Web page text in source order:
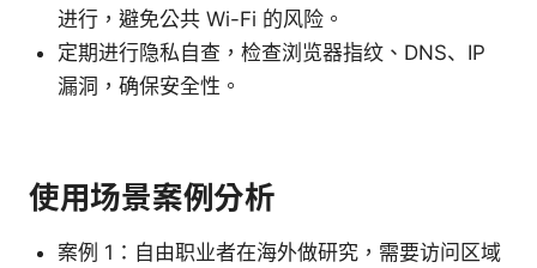
进行，避免公共 Wi-Fi 的风险。
定期进行隐私自查，检查浏览器指纹、DNS、IP
漏洞，确保安全性。
使用场景案例分析
案例 1：自由职业者在海外做研究，需要访问区域